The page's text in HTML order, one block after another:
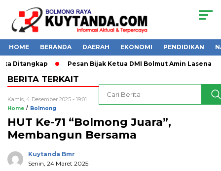
HOME BERANDA DAERAH EKONOMI PENDIDIKAN
Pesan Bijak Ketua DMI Bolmut Amin Lasena Kapolri
Home / Bolmong
HUT Ke-71 “Bolmong Juara”,
Membangun Bersama
Kuytanda Bmr
Senin, 24 Maret 2025
BERITA TERKAIT
Kamis, 4 Desember 2025 - 19:01